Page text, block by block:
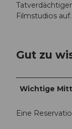
Filmstudios auf.
Gut zu
Wichtige
Eine